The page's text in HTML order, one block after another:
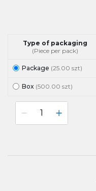
Type of packaging
(Piece per pack)
Package (25.00 szt)
Box (500.00 szt)